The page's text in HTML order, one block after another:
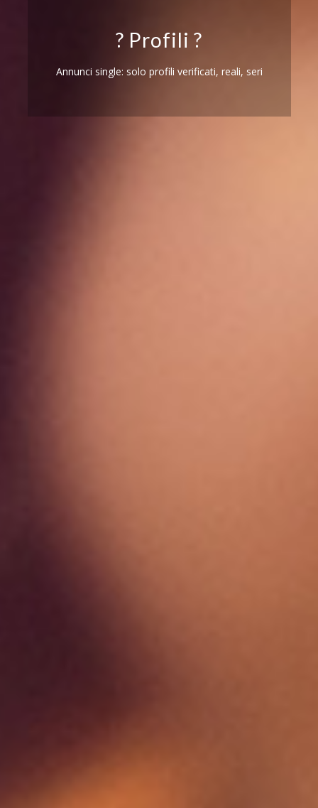
? Profili ?
Annunci single: solo profili verificati, reali, seri